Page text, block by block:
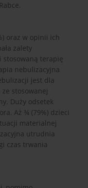
oraz w opinii ich
zalety
stosowaną terapię
nebulizacyjna
jest dla
stosowanej
Duży odsetek
Aż ¾ (79%) dzieci
materialnej
utrudnia
czas trwania